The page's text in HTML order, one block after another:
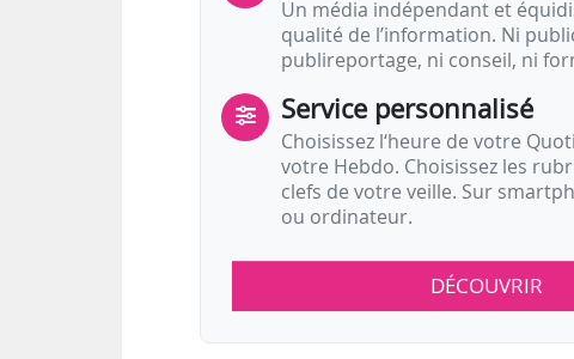
Un média indépendant et
qualité de l’information. Ni
publireportage, ni conseil, ni
Service personnalisé
Choisissez l‘heure de votre
votre Hebdo. Choisissez les
clefs de votre veille. Sur
ou ordinateur.
DÉCOUVRIR